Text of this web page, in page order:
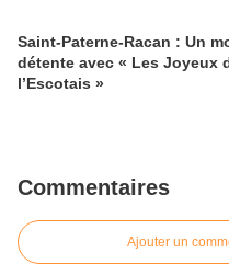
Saint-Paterne-Racan : Un
détente avec « Les Joyeux
l’Escotais »
Commentaires
Ajouter un